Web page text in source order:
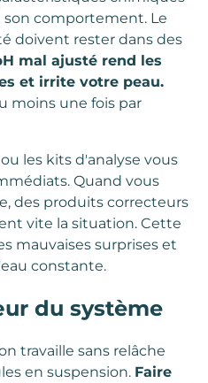
comportement. Le
doivent rester dans des
mal ajusté rend les
et irrite votre peau.
moins une fois par
les kits d'analyse vous
Quand vous
des produits correcteurs
vite la situation. Cette
mauvaises surprises et
constante.
du système
travaille sans relâche
en suspension. Faire